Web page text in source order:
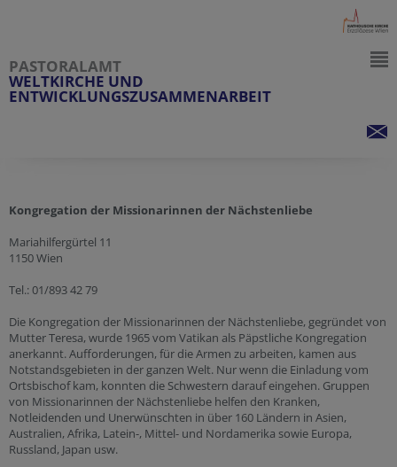
PASTORALAMT
WELTKIRCHE UND
ENTWICKLUNGSZUSAMMENARBEIT
Kongregation der Missionarinnen der Nächstenliebe
Mariahilfergürtel 11
1150 Wien
Tel.: 01/893 42 79
Die Kongregation der Missionarinnen der Nächstenliebe, gegründet von
Mutter Teresa, wurde 1965 vom Vatikan als Päpstliche Kongregation
anerkannt. Aufforderungen, für die Armen zu arbeiten, kamen aus
Notstandsgebieten in der ganzen Welt. Nur wenn die Einladung vom
Ortsbischof kam, konnten die Schwestern darauf eingehen. Gruppen
von Missionarinnen der Nächstenliebe helfen den Kranken,
Notleidenden und Unerwünschten in über 160 Ländern in Asien,
Australien, Afrika, Latein-, Mittel- und Nordamerika sowie Europa,
Russland, Japan usw.